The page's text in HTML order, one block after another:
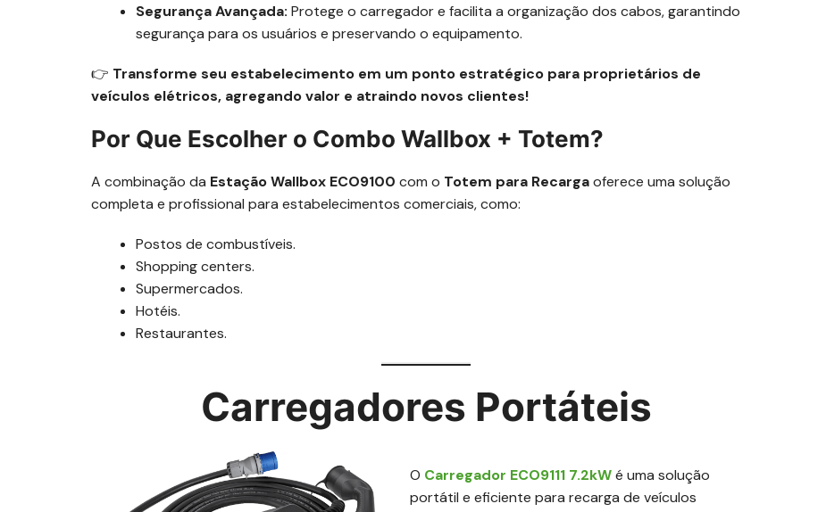
Segurança Avançada: Protege o carregador e facilita a organização dos cabos, garantindo
segurança para os usuários e preservando o equipamento.
👉 Transforme seu estabelecimento em um ponto estratégico para proprietários de
veículos elétricos, agregando valor e atraindo novos clientes!
Por Que Escolher o Combo Wallbox + Totem?
A combinação da Estação Wallbox ECO9100 com o Totem para Recargaoferece uma solução
completa e profissional para estabelecimentos comerciais, como:
Postos de combustíveis.
Shopping centers.
Supermercados.
Hotéis.
Restaurantes.
Carregadores Portáteis
O Carregador ECO9111 7.2kWé uma solução
portátil e eficiente para recarga de veículos